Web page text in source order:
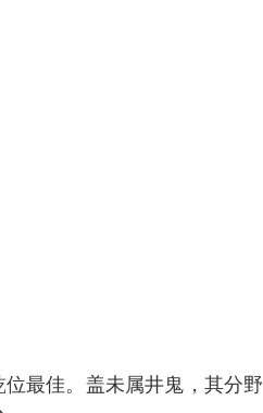
最佳。盖未属井鬼，其分野